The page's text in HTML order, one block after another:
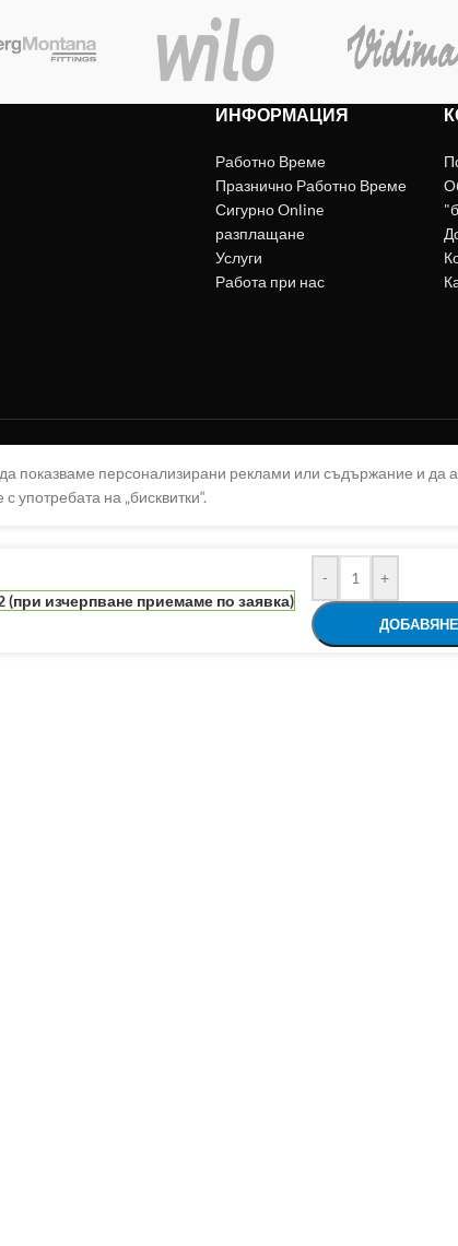
ИНФОРМАЦИЯ
Работно Време
Празнично Работно Време
Сигурно Online
разплащане
Услуги
Работа при нас
показваме персонализирани реклами или съдържание и да
употребата на „бисквитки“.
(при изчерпване приемаме по заявка)
- +